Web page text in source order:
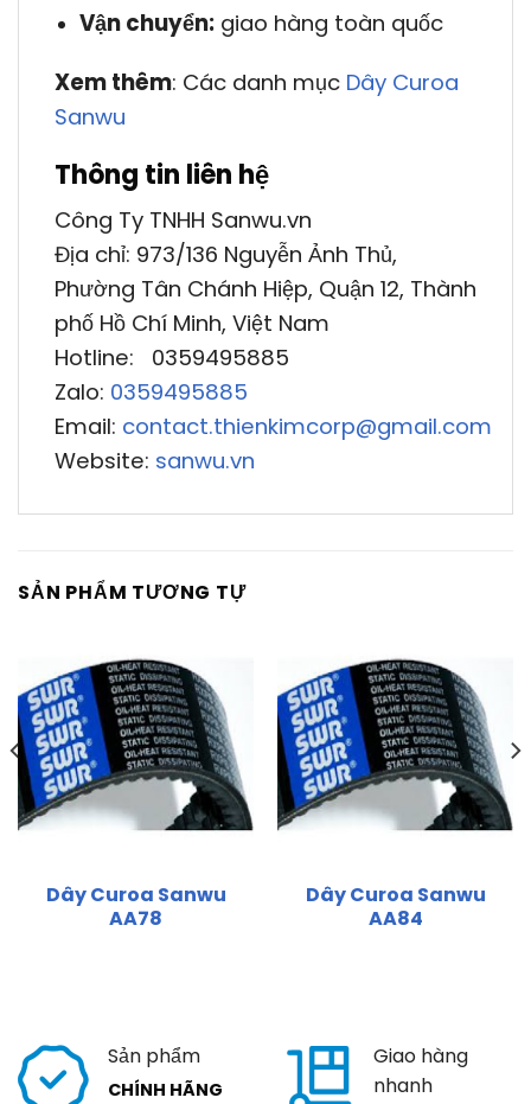
Vận chuyển:giao hàng toàn quốc
Xem thêm: Các danh mục Dây Curoa
Sanwu
Thông tin liên hệ
Công Ty TNHH Sanwu.vn
Địa chỉ: 973/136 Nguyễn Ảnh Thủ,
Phường Tân Chánh Hiệp, Quận 12, Thành
phố Hồ Chí Minh, Việt Nam
Hotline: 0359495885
Zalo: 0359495885
Email: contact.thienkimcorp@gmail.com
Website: sanwu.vn
SẢN PHẨM TƯƠNG TỰ
Dây Curoa Sanwu
AA78
Dây Curoa Sanwu
AA84
Sản phẩm
CHÍNH HÃNG
Giao hàng
nhanh